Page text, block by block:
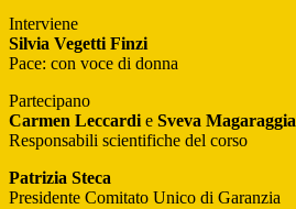
Interviene
Silvia Vegetti Finzi
Pace: con voce di donna
Partecipano
Carmen Leccardi e Sveva Magaraggia
Responsabili scientifiche del corso
Patrizia Steca
Presidente Comitato Unico di Garanzia